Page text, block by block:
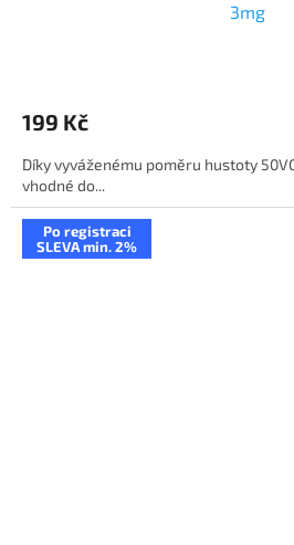
3mg
199 Kč
Díky vyváženému poměru hustoty
vhodné do...
Po registraci
SLEVA min. 2%